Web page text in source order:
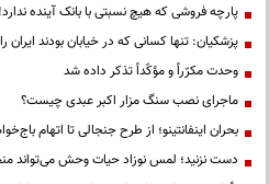
پارچه فروشی که هیچ نسبتی با بانک آینده ندارد!
پزشکیان: تنها کسانی که در خیابان بودند
وحدت مکرّراً و مؤکّداً تذکر داده شد
ماجرای نصب سنگ مزار اکبر عبدی چیست؟
بحران اینفانتینو؛ از طرح جنجالی تا اتهام
دست نزنید؛ لمس نوزاد حیات وحش می‌تواند